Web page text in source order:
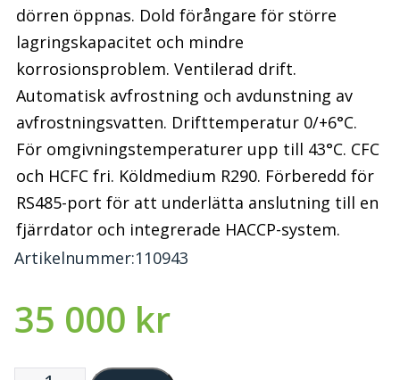
dörren öppnas. Dold förångare för större
lagringskapacitet och mindre
korrosionsproblem. Ventilerad drift.
Automatisk avfrostning och avdunstning av
avfrostningsvatten. Drifttemperatur 0/+6°C.
För omgivningstemperaturer upp till 43°C. CFC
och HCFC fri. Köldmedium R290. Förberedd för
RS485-port för att underlätta anslutning till en
fjärrdator och integrerade HACCP-system.
Artikelnummer:110943
35 000 kr